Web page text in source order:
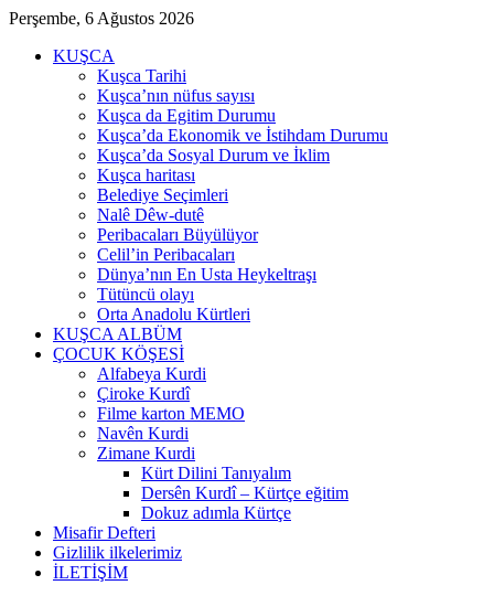
Perşembe, 6 Ağustos 2026
KUŞCA
Kuşca Tarihi
Kuşca’nın nüfus sayısı
Kuşca da Egitim Durumu
Kuşca’da Ekonomik ve İstihdam Durumu
Kuşca’da Sosyal Durum ve İklim
Kuşca haritası
Belediye Seçimleri
Nalê Dêw-dutê
Peribacaları Büyülüyor
Celil’in Peribacaları
Dünya’nın En Usta Heykeltraşı
Tütüncü olayı
Orta Anadolu Kürtleri
KUŞCA ALBÜM
ÇOCUK KÖŞESİ
Alfabeya Kurdi
Çiroke Kurdî
Filme karton MEMO
Navên Kurdi
Zimane Kurdi
Kürt Dilini Tanıyalım
Dersên Kurdî – Kürtçe eğitim
Dokuz adımla Kürtçe
Misafir Defteri
Gizlilik ilkelerimiz
İLETİŞİM